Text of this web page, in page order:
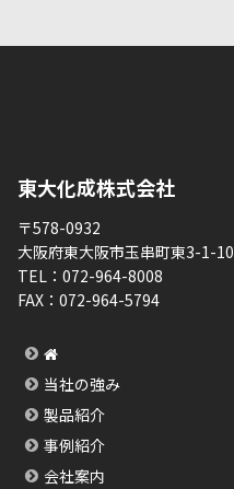
東大化成株式会社
〒578-0932
大阪府東大阪市玉串町東3-1-10
TEL： 072-964-8008
FAX： 072-964-5794
当社の強み
製品紹介
事例紹介
会社案内